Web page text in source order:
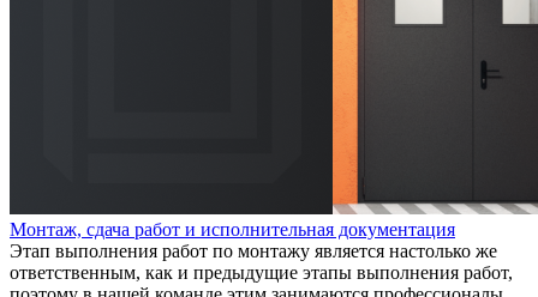
Монтаж, сдача работ и исполнительная документация
Этап выполнения работ по монтажу является настолько же
ответственным, как и предыдущие этапы выполнения работ,